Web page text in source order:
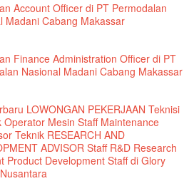
Account Officer di PT Permodalan
Madani Cabang Makassar
Finance Administration Officer di PT
Nasional Madani Cabang Makassar
LOWONGAN PEKERJAAN Teknisi
Operator Mesin Staff Maintenance
Teknik RESEARCH AND
ADVISOR Staff R&D Research
Product Development Staff di Glory